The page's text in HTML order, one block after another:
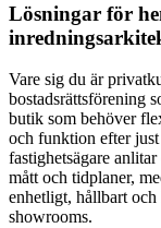
Lösningar för
Vare sig du är
bostadsrättsförening
butik som behöver
och funktion efter
fastighetsägare
mått och tidplaner,
enhetligt, hållbart
showrooms.